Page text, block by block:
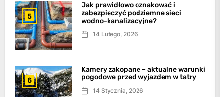
5
Jak prawidłowo oznakować i
zabezpieczyć podziemne sieci
wodno-kanalizacyjne?
14 Lutego, 2026
6
Kamery zakopane – aktualne warunki
pogodowe przed wyjazdem w tatry
14 Stycznia, 2026